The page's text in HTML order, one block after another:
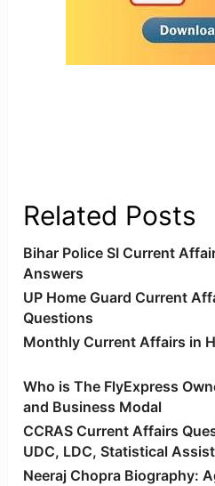
Related Posts
Bihar Police SI Current
Answers
UP Home Guard Current
Questions
Monthly Current Affairs in
Who is The FlyExpress
and Business Modal
CCRAS Current Affairs
UDC, LDC, Statistical
Neeraj Chopra Biography: